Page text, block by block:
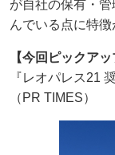
が自社の保有・
んでいる点に特徴
【今回ピックア
『レオパレス21
（PR TIMES）